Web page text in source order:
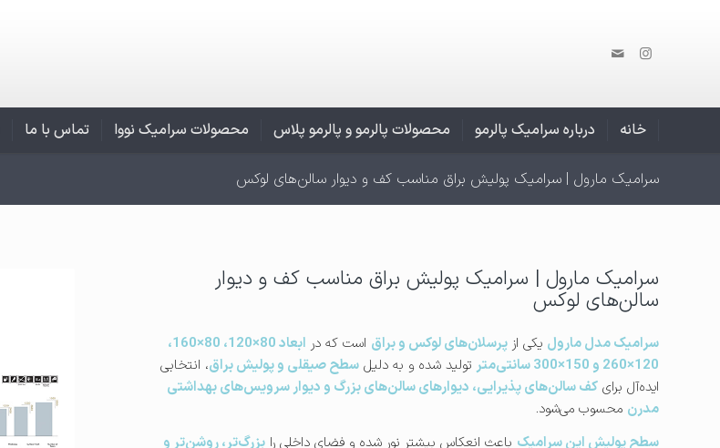
خانه درباره سرامیک پالرمو محصولات پالرمو و پالرمو پلاس محصولات سرامیک نووا تماس با ما
سرامیک مارول | سرامیک پولیش براق مناسب کف و دیوار سالن‌های لوکس
سرامیک مارول | سرامیک پولیش براق مناسب کف و دیوار
سالن‌های لوکس
سرامیک مدل مارول یکی از پرسلان‌های لوکس و براق است که در
ابعاد 80×120، 80×160،
120×260 و 150×300 سانتی‌متر
تولید شده و به دلیل سطح صیقلی و پولیش براق، انتخابی
ایده‌آل برای کف سالن‌های پذیرایی، دیوارهای سالن‌های بزرگ و دیوار سرویس‌های بهداشتی
مدرن محسوب می‌شود.
سطح پولیش این سرامیک باعث انعکاس بیشتر نور شده و فضای داخلی را بزرگ‌تر، روشن‌تر و